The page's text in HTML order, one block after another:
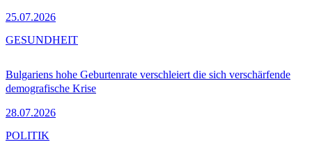
25.07.2026
Bulgariens hohe Geburtenrate verschleiert die sich verschärfende
demografische Krise
28.07.2026
GESUNDHEIT
POLITIK